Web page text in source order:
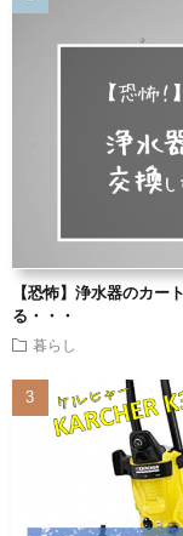
【恐怖】浄水器のカー
る・・・
暮らし